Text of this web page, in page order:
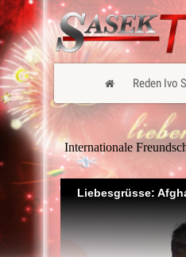
Reden Ivo
Internationale
Liebesgrüsse: